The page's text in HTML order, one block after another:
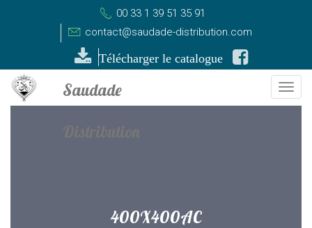
00 33 1 39 51 35 91
contact@saudade-distribution.com
Télécharger le catalogue
400X400AC